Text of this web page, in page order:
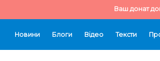
Ваш донат
Новини Блоги Відео Тексти